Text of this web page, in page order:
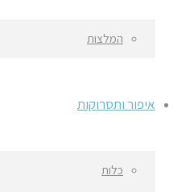
המלצות
איפור ותסרוקות
כלות